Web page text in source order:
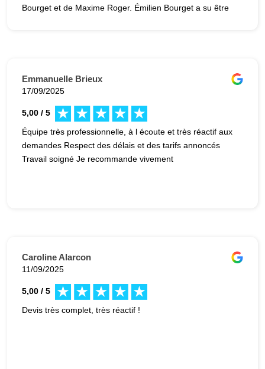
Bourget et de Maxime Roger. Émilien Bourget a su être
recommencer, nous ferions appel à eux sans hésitation.
Encore un grand merci. Le résultat a été au-delà de nos
Emmanuelle Brieux
17/09/2025
5,00 / 5
Équipe très professionnelle, à l écoute et très réactif aux
demandes Respect des délais et des tarifs annoncés
Travail soigné Je recommande vivement
Caroline Alarcon
11/09/2025
5,00 / 5
Devis très complet, très réactif !